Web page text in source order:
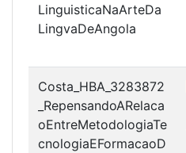
LinguisticaNaArteDa
LingvaDeAngola
Costa_HBA_3283872
_RepensandoARelaca
oEntreMetodologiaTe
cnologiaEFormacaoD